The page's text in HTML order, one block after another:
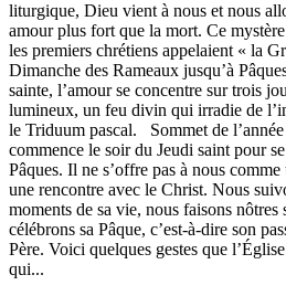
liturgique, Dieu vient à nous et nous
amour plus fort que la mort. Ce
les premiers chrétiens appelaient « la
Dimanche des Rameaux jusqu’à
sainte, l’amour se concentre sur trois
lumineux, un feu divin qui irradie de
le Triduum pascal. Sommet de
commence le soir du Jeudi saint pour
Pâques. Il ne s’offre pas à nous
une rencontre avec le Christ. Nous
moments de sa vie, nous faisons nôtres
célébrons sa Pâque, c’est-à-dire son
Père. Voici quelques gestes que
qui...